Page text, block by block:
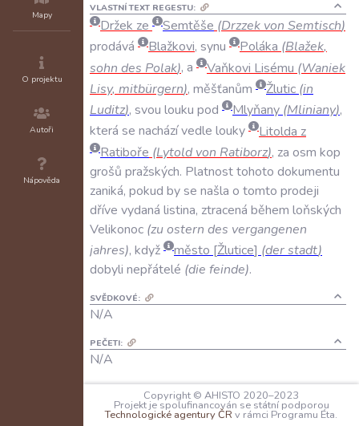
Mapy
O projektu
Autoři
Nápověda
VLASTNÍ TEXT REGESTU:
Držek ze Semtěše (Drzzek von Semtisch)
prodává
Blažkovi, synu Poláka (Blažek,
sohn des Polak), a Vaňkovi Lisému (Waniek
Lisy, mitbürgern), měšťanům Žlutic (in
Luditz), svou louku pod Mlyňany (Mliniany),
která se nacházívedle louky Litolda z
Ratiboře (Lytold von Ratiborz), za osm kop
grošů pražských. Platnosttohoto dokumentu
zaniká, pokud byse našla o tomto prodeji
dříve vydaná listina, ztracená během loňských
Velikonoc (zuostern des vergangenen
jahres), když město Žlutice (derstadt)
dobyli nepřátelé (die feinde).
SVĚDKOVÉ:
N/A
PEČETI:
N/A
KANCELÁŘSKÉ POZNÁMKY:
Copyright © AHISTO 2020–2023
Projekt je spolufinancován se státní podporou
Technologické agentury ČR v rámci Programu Éta.